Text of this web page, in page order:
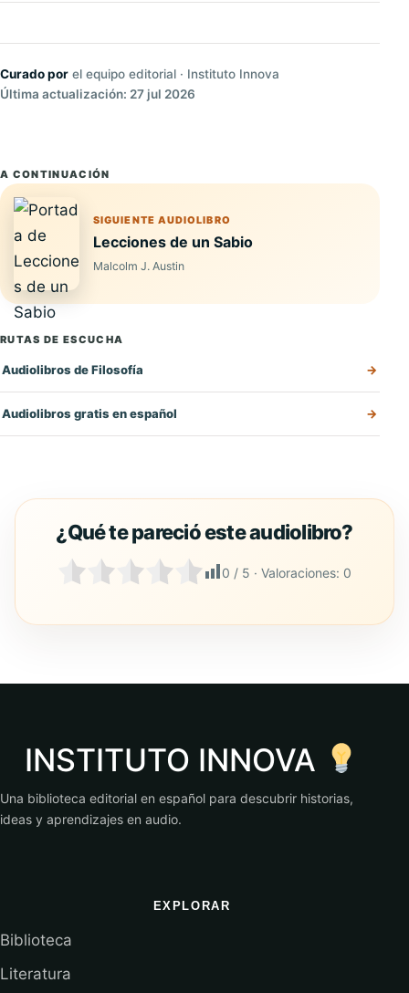
Curado por el equipo editorial · Instituto Innova
Última actualización: 27 jul 2026
A CONTINUACIÓN
SIGUIENTE AUDIOLIBRO
Lecciones de un Sabio
Malcolm J. Austin
RUTAS DE ESCUCHA
Audiolibros de Filosofía
Audiolibros gratis en español
0 / 5 · Valoraciones: 0
INSTITUTO INNOVA
Una biblioteca editorial en español para descubrir historias,
ideas y aprendizajes en audio.
EXPLORAR
Biblioteca
Literatura